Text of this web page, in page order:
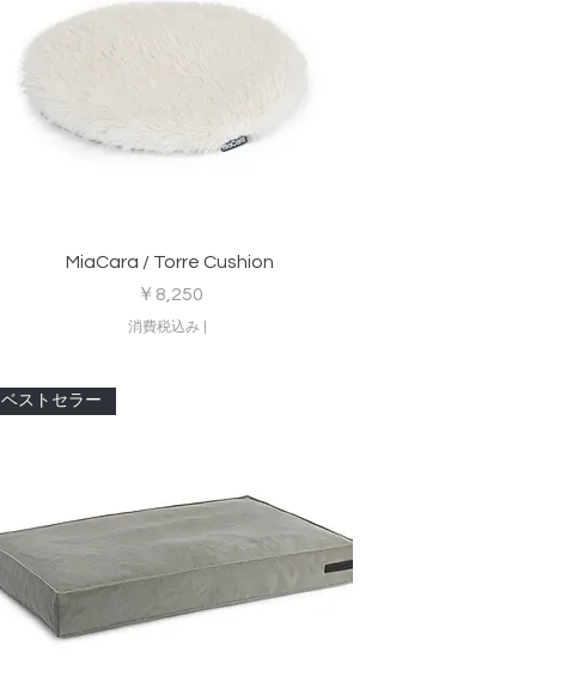
クイックビュー
MiaCara / Torre Cushion
価格
￥8,250
消費税込み
ベストセラー